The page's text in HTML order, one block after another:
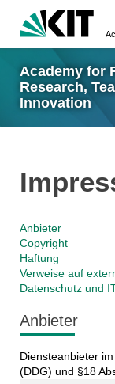
Academy for
Research,
Innovation
Anbieter
Copyright
Haftung
Verweise auf
Datenschutz und
Anbieter
Diensteanbieter
(DDG) und §18